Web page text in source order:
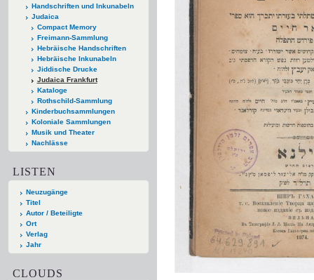
Handschriften und Inkunabeln
Judaica
Compact Memory
Freimann-Sammlung
Hebräische Handschriften
Hebräische Inkunabeln
Jiddische Drucke
Judaica Frankfurt
Kataloge
Rothschild-Sammlung
Kinderbuchsammlungen
Koloniale Sammlungen
Musik und Theater
Nachlässe
LISTEN
Neuzugänge
Titel
Autor / Beteiligte
Ort
Verlag
Jahr
CLOUDS